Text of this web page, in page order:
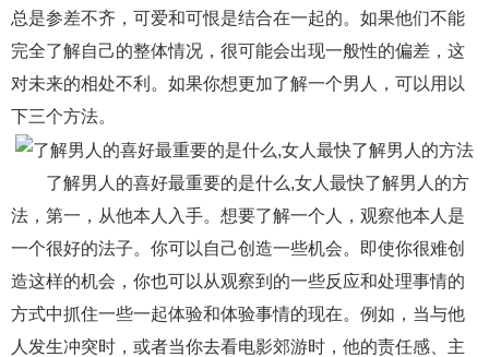
爱情小说 巨蟹座男生 爱情电影 双子座男生
不和 金牛座男生 白羊座男生 吵架
变心 感人 伤感 婚姻问题 脾气
失恋挽救 情绪 时辰八字 爱情的句子
十二生肖 分手复合 梦见 抽签算命
异地恋 明星 气质 美妆 情感挽回
化妆 挽留前任 避孕 挽回男友 孕妇食谱
总是参差不齐，可爱和可恨是结合在一起的。如果他们不能
完全了解自己的整体情况，很可能会出现一般性的偏差，这
对未来的相处不利。如果你想更加了解一个男人，可以用以
下三个方法。
了解男人的喜好最重要的是什么,女人最快了解男人的方
法，第一，从他本人入手。想要了解一个人，观察他本人是
一个很好的法子。你可以自己创造一些机会。即使你很难创
造这样的机会，你也可以从观察到的一些反应和处理事情的
方式中抓住一些一起体验和体验事情的现在。例如，当与他
人发生冲突时，或者当你去看电影郊游时，他的责任感、主